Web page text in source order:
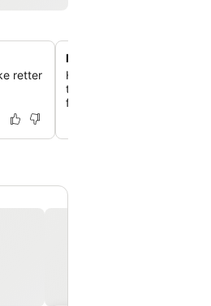
retter
Moderne, nyrenoveret
Hotellet kan prale af
tilbyder en frisk, ren og
fællesområder.